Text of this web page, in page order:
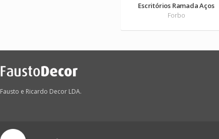
Escritórios Ramada Aços
Forbo
Fausto e Ricardo Decor LDA.